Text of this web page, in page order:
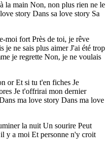
la main Non, non plus rien ne le
story Dans sa love story Sa
moi fort Près de toi, je rêve
je ne sais plus aimer J'ai été trop
je regrette Non, je ne voulais
or Et si tu t'en fiches Je
Je t'offrirai mon dernier
ma love story Dans ma love
la nuit Un sourire Peut
y a moi Et personne n'y croit